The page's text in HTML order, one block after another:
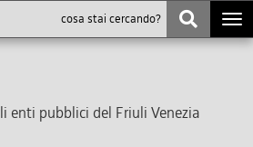
enti pubblici del Friuli Venezia